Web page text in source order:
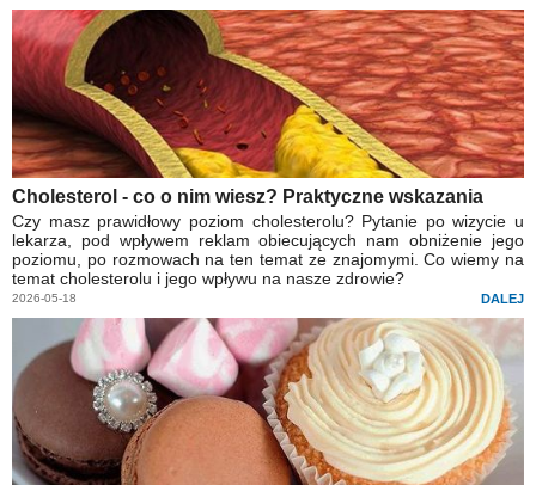
Cholesterol - co o nim wiesz? Praktyczne wskazania
Czy masz prawidłowy poziom cholesterolu? Pytanie po wizycie u
lekarza, pod wpływem reklam obiecujących nam obniżenie jego
poziomu, po rozmowach na ten temat ze znajomymi. Co wiemy na
temat cholesterolu i jego wpływu na nasze zdrowie?
2026-05-18 DALEJ